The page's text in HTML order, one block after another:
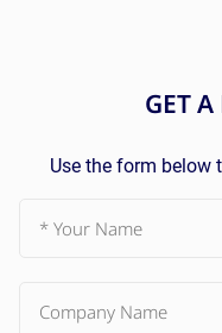
GET A
Use the form below